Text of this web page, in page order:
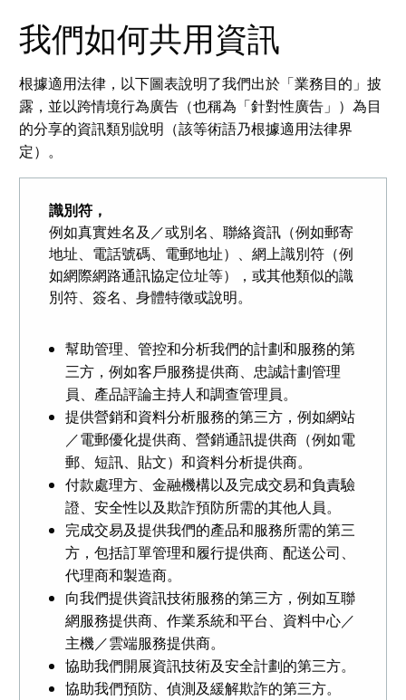
我們如何共用資訊
根據適用法律，以下圖表說明了我們出於「業務目的」披
露，並以跨情境行為廣告（也稱為「針對性廣告」）為目
的分享的資訊類別說明（該等術語乃根據適用法律界
定）。
識別符，
例如真實姓名及／或別名、聯絡資訊（例如郵寄
地址、電話號碼、電郵地址）、網上識別符（例
如網際網路通訊協定位址等），或其他類似的識
別符、簽名、身體特徵或說明。
幫助管理、管控和分析我們的計劃和服務的第
三方，例如客戶服務提供商、忠誠計劃管理
員、產品評論主持人和調查管理員。
提供營銷和資料分析服務的第三方，例如網站
／電郵優化提供商、營銷通訊提供商（例如電
郵、短訊、貼文）和資料分析提供商。
付款處理方、金融機構以及完成交易和負責驗
證、安全性以及欺詐預防所需的其他人員。
完成交易及提供我們的產品和服務所需的第三
方，包括訂單管理和履行提供商、配送公司、
代理商和製造商。
向我們提供資訊技術服務的第三方，例如互聯
網服務提供商、作業系統和平台、資料中心／
主機／雲端服務提供商。
協助我們開展資訊技術及安全計劃的第三方。
協助我們預防、偵測及緩解欺詐的第三方。